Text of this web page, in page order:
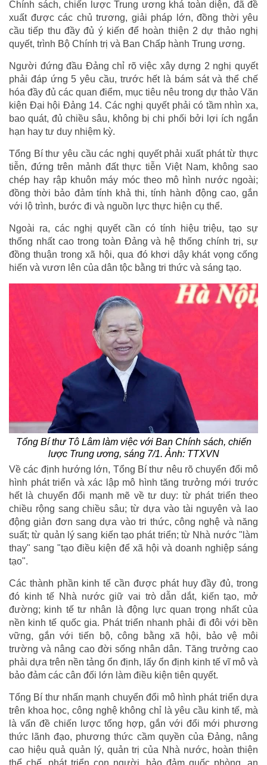
Chính sách, chiến lược Trung ương khá toàn diện, đã đề
xuất được các chủ trương, giải pháp lớn, đồng thời yêu
cầu tiếp thu đầy đủ ý kiến để hoàn thiện 2 dự thảo nghị
quyết, trình Bộ Chính trị và Ban Chấp hành Trung ương.
Người đứng đầu Đảng chỉ rõ việc xây dựng 2 nghị quyết
phải đáp ứng 5 yêu cầu, trước hết là bám sát và thể chế
hóa đầy đủ các quan điểm, mục tiêu nêu trong dự thảo Văn
kiện Đại hội Đảng 14. Các nghị quyết phải có tầm nhìn xa,
bao quát, đủ chiều sâu, không bị chi phối bởi lợi ích ngắn
hạn hay tư duy nhiệm kỳ.
Tổng Bí thư yêu cầu các nghị quyết phải xuất phát từ thực
tiễn, đứng trên mảnh đất thực tiễn Việt Nam, không sao
chép hay rập khuôn máy móc theo mô hình nước ngoài;
đồng thời bảo đảm tính khả thi, tính hành động cao, gắn
với lộ trình, bước đi và nguồn lực thực hiện cụ thể.
Ngoài ra, các nghị quyết cần có tính hiệu triệu, tạo sự
thống nhất cao trong toàn Đảng và hệ thống chính trị, sự
đồng thuận trong xã hội, qua đó khơi dậy khát vọng cống
hiến và vươn lên của dân tộc bằng tri thức và sáng tạo.
Tổng Bí thư Tô Lâm làm việc với Ban Chính sách, chiến
lược Trung ương, sáng 7/1. Ảnh: TTXVN
Về các định hướng lớn, Tổng Bí thư nêu rõ chuyển đổi mô
hình phát triển và xác lập mô hình tăng trưởng mới trước
hết là chuyển đổi mạnh mẽ về tư duy: từ phát triển theo
chiều rộng sang chiều sâu; từ dựa vào tài nguyên và lao
động giản đơn sang dựa vào tri thức, công nghệ và năng
suất; từ quản lý sang kiến tạo phát triển; từ Nhà nước "làm
thay" sang "tạo điều kiện để xã hội và doanh nghiệp sáng
tạo".
Các thành phần kinh tế cần được phát huy đầy đủ, trong
đó kinh tế Nhà nước giữ vai trò dẫn dắt, kiến tạo, mở
đường; kinh tế tư nhân là động lực quan trọng nhất của
nền kinh tế quốc gia. Phát triển nhanh phải đi đôi với bền
vững, gắn với tiến bộ, công bằng xã hội, bảo vệ môi
trường và nâng cao đời sống nhân dân. Tăng trưởng cao
phải dựa trên nền tảng ổn định, lấy ổn định kinh tế vĩ mô và
bảo đảm các cân đối lớn làm điều kiện tiên quyết.
Tổng Bí thư nhấn mạnh chuyển đổi mô hình phát triển dựa
trên khoa học, công nghệ không chỉ là yêu cầu kinh tế, mà
là vấn đề chiến lược tổng hợp, gắn với đổi mới phương
thức lãnh đạo, phương thức cầm quyền của Đảng, nâng
cao hiệu quả quản lý, quản trị của Nhà nước, hoàn thiện
thể chế, phát triển con người, bảo đảm quốc phòng, an